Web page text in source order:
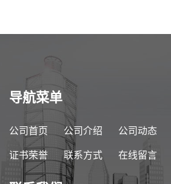
导航菜单
公司首页 公司介绍 公司动态
证书荣誉 联系方式 在线留言